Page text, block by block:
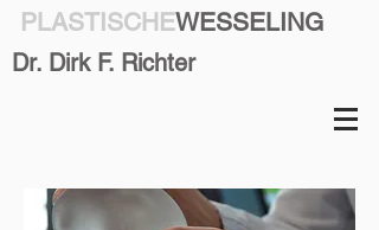
PLASTISCHEWESSELING
Dr. Dirk F. Richter